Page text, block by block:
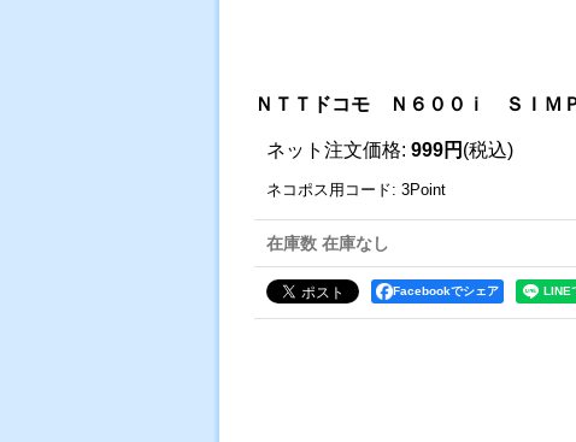
ＮＴＴドコモ Ｎ６００ｉ ＳＩ
ネット注文価格: 999円 (税込)
ネコポス用コード: 3Point
在庫数 在庫なし
Facebookでシェア